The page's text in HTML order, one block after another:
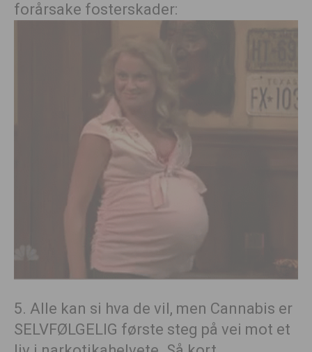
forårsake fosterskader:
5. Alle kan si hva de vil, men Cannabis er
SELVFØLGELIG første steg på vei mot et